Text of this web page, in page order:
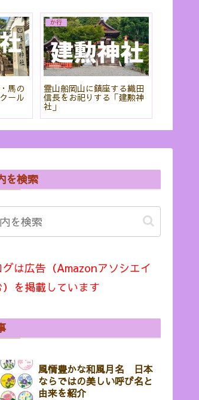
馬の
ール
か行
霊山船岡山に鎮座する織田
信長をお祀りする「建勲神
社」
を検索
は広告（Amazonアソシエイ
）を掲載しています
風情豊かな和風月名 日本
ならではの美しい呼び名と
由来を紹介